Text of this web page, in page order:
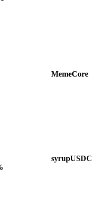
MemeCore
syrupUSDC